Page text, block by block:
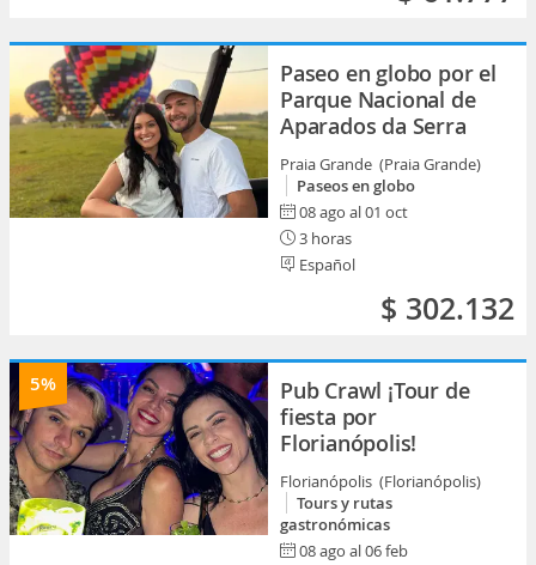
Paseo en globo por el
Parque Nacional de
Aparados da Serra
Praia Grande (Praia Grande)
Paseos en globo
08 ago al 01 oct
3 horas
Español
$ 302.132
5%
Pub Crawl ¡Tour de
fiesta por
Florianópolis!
Florianópolis (Florianópolis)
Tours y rutas
gastronómicas
08 ago al 06 feb